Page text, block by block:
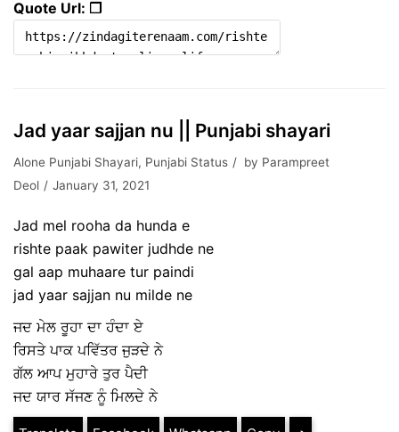
Quote Url: ❐
Jad yaar sajjan nu || Punjabi shayari
Alone Punjabi Shayari, Punjabi Status by Parampreet
Deol
January 31, 2021
Jad mel rooha da hunda e
rishte paak pawiter judhde ne
gal aap muhaare tur paindi
jad yaar sajjan nu milde ne
ਜਦ ਮੇਲ ਰੂਹਾ ਦਾ ਹੰਦਾ ਏ
ਰਿਸਤੇ ਪਾਕ ਪਵਿੱਤਰ ਜੁੜਦੇ ਨੇ
ਗੱਲ ਆਪ ਮੁਹਾਰੇ ਤੁਰ ਪੈਦੀ
ਜਦ ਯਾਰ ਸੱਜਣ ਨੂੰ ਮਿਲਦੇ ਨੇ